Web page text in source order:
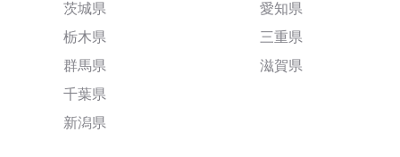
茨城県
栃木県
群馬県
千葉県
新潟県
愛知県
三重県
滋賀県